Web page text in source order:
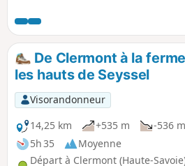
du Muralet. Balade plutôt facile
assez raides, les chemins sont
boueux.De Clermont à la
les hauts de Seyssel
Visorandonneur
14,25 km
+535 m
-536 m
5h 35
Moyenne
Départ à Clermont (Haute-